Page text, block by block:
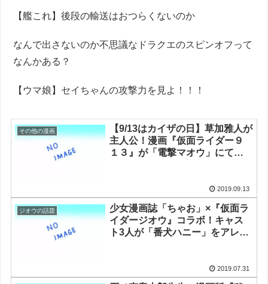
【艦これ】後段の輸送はおつらくないのか
なんで出さないのか不思議なドラクエのスピンオフって
なんかある？
【ウマ娘】セイちゃんの攻撃力を見よ！！！
その他の漫画
【9/13はカイザの日】草加雅人が
主人公！漫画『仮面ライダー９
１３』が「電撃マオウ」にて連
2019.09.13
ジオウの話題
少女漫画誌「ちゃお」×『仮面ラ
イダージオウ』コラボ！キャス
ト3人が「番犬ハニー」をアレン
2019.07.31